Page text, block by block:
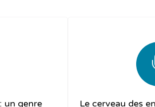
un genre
Le cerveau des